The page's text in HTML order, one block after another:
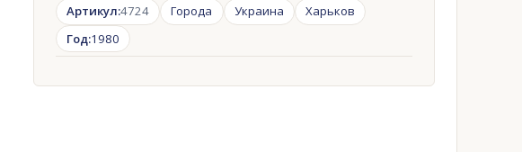
Артикул:4724 Города Украина
Харьков
Год:1980